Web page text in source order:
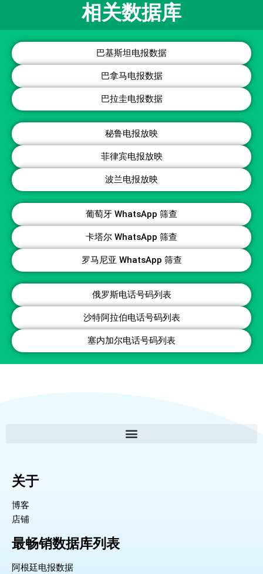
相关数据库
巴基斯坦电报数据
巴拿马电报数据
巴拉圭电报数据
秘鲁电报放映
菲律宾电报放映
波兰电报放映
葡萄牙 WhatsApp 筛查
卡塔尔 WhatsApp 筛查
罗马尼亚 WhatsApp 筛查
俄罗斯电话号码列表
沙特阿拉伯电话号码列表
塞内加尔电话号码列表
关于
博客
店铺
最畅销数据库列表
阿根廷电报数据